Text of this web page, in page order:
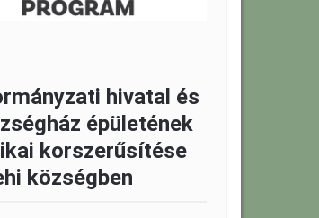
hivatal és
épületének
korszerűsítése
községben